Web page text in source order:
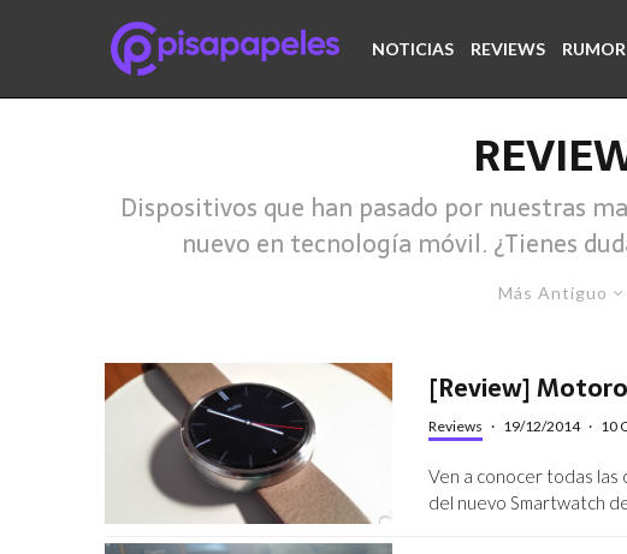
NOTICIAS REVIEWS
Dispositivos que han pasado por nuestras
nuevo en tecnología móvil. ¿Tienes
Más Antiguo
[Review]
Reviews · 19/12/2014 · 10
Ven a conocer todas
del nuevo Smartwatch